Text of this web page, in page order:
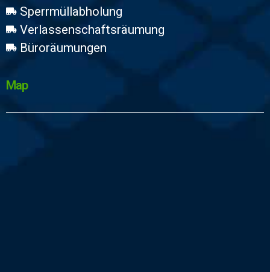
Sperrmüllabholung
Verlassenschaftsräumung
Büroräumungen
Map